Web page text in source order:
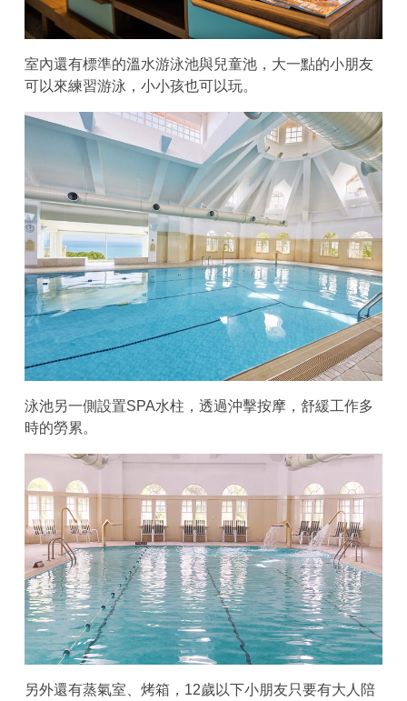
室內還有標準的溫水游泳池與兒童池，大一點的小朋友
可以來練習游泳，小小孩也可以玩。
泳池另一側設置SPA水柱，透過沖擊按摩，舒緩工作多
時的勞累。
另外還有蒸氣室、烤箱，12歲以下小朋友只要有大人陪